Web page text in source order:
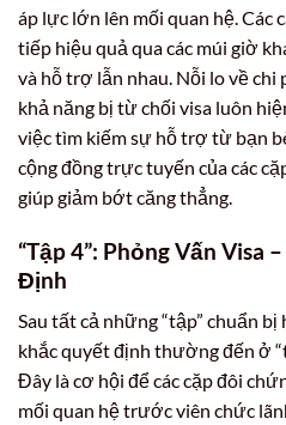
áp lực lớn lên mối quan hệ. Các
tiếp hiệu quả qua các múi giờ
và hỗ trợ lẫn nhau. Nỗi lo về chi
khả năng bị từ chối visa luôn
việc tìm kiếm sự hỗ trợ từ bạn
cộng đồng trực tuyến của các
giúp giảm bớt căng thẳng.
“Tập 4”: Phỏng Vấn Visa
Định
Sau tất cả những “tập” chuẩn
khắc quyết định thường đến ở
Đây là cơ hội để các cặp đôi
mối quan hệ trước viên chức